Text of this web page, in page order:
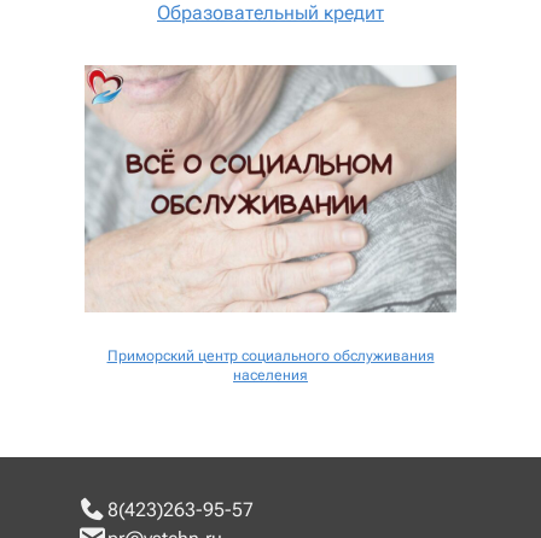
Образовательный кредит
Приморский центр социального обслуживания
населения
8(423)263-95-57